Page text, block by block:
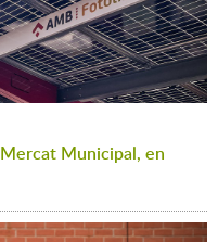
Municipal, en